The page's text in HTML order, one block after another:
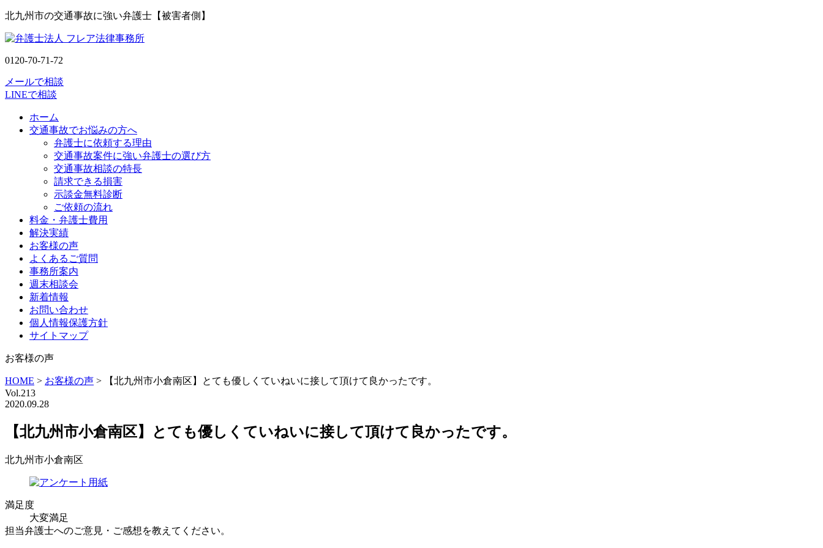
北九州市の交通事故に強い弁護士【被害者側】
0120-70-71-72
メールで相談
LINEで相談
ホーム
交通事故でお悩みの方へ
弁護士に依頼する理由
交通事故案件に強い弁護士の選び方
交通事故相談の特長
請求できる損害
示談金無料診断
ご依頼の流れ
料金・弁護士費用
解決実績
お客様の声
よくあるご質問
事務所案内
週末相談会
新着情報
お問い合わせ
個人情報保護方針
サイトマップ
お客様の声
HOME > お客様の声 >
【北九州市小倉南区】とても優しくていねいに接して頂けて良かったです。
Vol.213
2020.09.28
【北九州市小倉南区】とても優しくていねいに接して頂けて良かったです。
北九州市小倉南区
満足度
大変満足
担当弁護士へのご意見・ご感想を教えてください。